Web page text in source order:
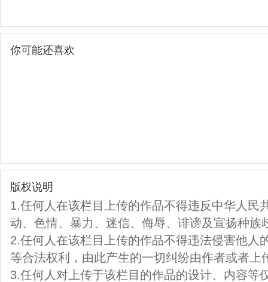
你可能还喜欢
版权说明
1.任何人在该栏目上传的作品不得违反中华人民
动、色情、暴力、迷信、侮辱、诽谤及宣扬种族
2.任何人在该栏目上传的作品不得违法侵害他人
等合法权利，由此产生的一切纠纷由作者或者上
3.任何人对上传于该栏目的作品的设计、内容等